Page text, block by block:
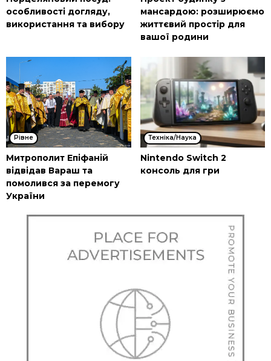
особливості догляду,
використання та вибору
мансардою: розширюємо
життєвий простір для
вашої родини
Рівне
Митрополит Епіфаній
відвідав Вараш та
помолився за перемогу
України
Техніка/Наука
Nintendo Switch 2
консоль для гри